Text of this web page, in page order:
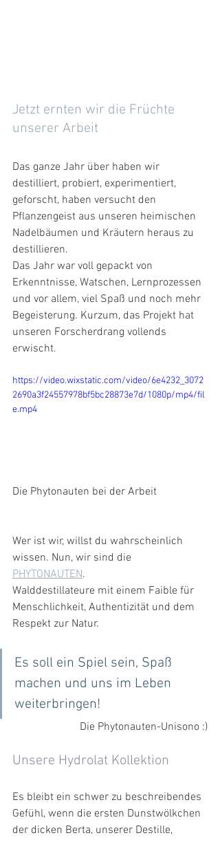
Jetzt ernten wir die Früchte
unserer Arbeit
Das ganze Jahr über haben wir
destilliert, probiert, experimentiert,
geforscht, haben versucht den
Pflanzengeist aus unseren heimischen
Nadelbäumen und Kräutern heraus zu
destillieren.
Das Jahr war voll gepackt von
Erkenntnisse, Watschen, Lernprozessen
und vor allem, viel Spaß und noch mehr
Begeisterung. Kurzum, das Projekt hat
unseren Forscherdrang vollends
erwischt.
https://video.wixstatic.com/video/6e4232_3072
2690a3f24557978bf5bc28873e7d/1080p/mp4/fil
e.mp4
Die Phytonauten bei der Arbeit
Wer ist wir, willst du wahrscheinlich
wissen. Nun, wir sind die
PHYTONAUTEN.
Walddestillateure mit einem Faible für
Menschlichkeit, Authentizität und dem
Respekt zur Natur.
Es soll ein Spiel sein, Spaß
machen und uns im Leben
weiterbringen!
Die Phytonauten-Unisono :)
Unsere Hydrolat Kollektion
Es bleibt ein schwer zu beschreibendes
Gefühl, wenn die ersten Dunstwölkchen
der dicken Berta, unserer Destille,